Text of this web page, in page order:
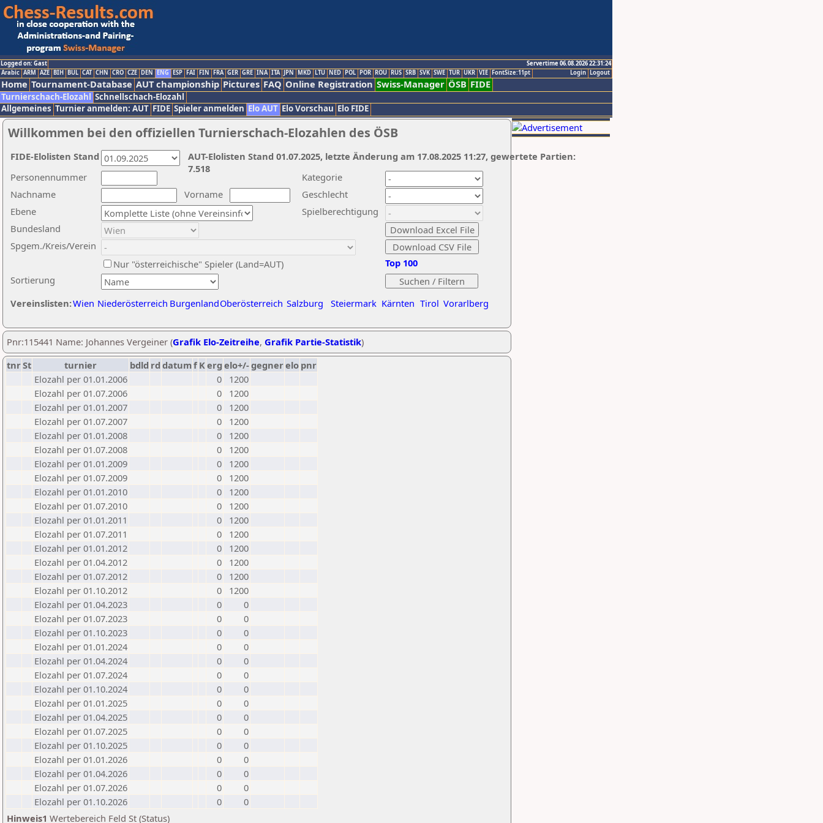
Logged on: Gast
Servertime 06.08.2026 22:31:24
Logout
Login
Arabic ARM AZE BIH BUL CAT CHN CRO CZE DEN ENG ESP FAI FIN FRA GER GRE INA ITA JPN MKD LTU NED POL POR ROU RUS SRB SVK SWE TUR UKR VIE FontSize:11pt
Home Tournament-Database AUT championship Pictures FAQ Online Registration Swiss-Manager ÖSB FIDE
Turnierschach-Elozahl Schnellschach-Elozahl
Allgemeines Turnier anmelden: AUT FIDE Spieler anmelden Elo AUT Elo Vorschau Elo FIDE
Willkommen bei den offiziellen Turnierschach-Elozahlen des ÖSB
Nachname
Vorname
Ebene
Kategorie
Sortierung
Personennummer
Bundesland
Spgem./Kreis/Verein
Geschlecht
Nur "österreichische" Spieler (Land=AUT)
Spielberechtigung
Vereinslisten:Wien Niederösterreich BurgenlandOberösterreich Salzburg Steiermark Kärnten Tirol Vorarlberg
Top 100
AUT-Elolisten Stand 01.07.2025, letzte Änderung am 17.08.2025 11:27, gewertete Partien:
7.518
FIDE-Elolisten Stand
Pnr:115441 Name: Johannes Vergeiner (Grafik Elo-Zeitreihe, Grafik Partie-Statistik)
tnrSt turnier bdld rd datumf Kerg elo+/-gegnerelo pnr
Elozahl per 01.01.2006
0
1200
Elozahl per 01.07.2006
0
1200
Elozahl per 01.01.2007
0
1200
Elozahl per 01.07.2007
0
1200
Elozahl per 01.01.2008
0
1200
Elozahl per 01.07.2008
0
1200
Elozahl per 01.01.2009
0
1200
Elozahl per 01.07.2009
0
1200
Elozahl per 01.01.2010
0
1200
Elozahl per 01.07.2010
0
1200
Elozahl per 01.01.2011
0
1200
Elozahl per 01.07.2011
0
1200
Elozahl per 01.01.2012
0
1200
Elozahl per 01.04.2012
0
1200
Elozahl per 01.07.2012
0
1200
Elozahl per 01.10.2012
0
1200
Elozahl per 01.04.2023
0
0
Elozahl per 01.07.2023
0
0
Elozahl per 01.10.2023
0
0
Elozahl per 01.01.2024
0
0
Elozahl per 01.04.2024
0
0
Elozahl per 01.07.2024
0
0
Elozahl per 01.10.2024
0
0
Elozahl per 01.01.2025
0
0
Elozahl per 01.04.2025
0
0
Elozahl per 01.07.2025
0
0
Elozahl per 01.10.2025
0
0
Elozahl per 01.01.2026
0
0
Elozahl per 01.04.2026
0
0
Elozahl per 01.07.2026
0
0
Elozahl per 01.10.2026
0
0
Hinweis1 Wertebereich Feld St (Status)